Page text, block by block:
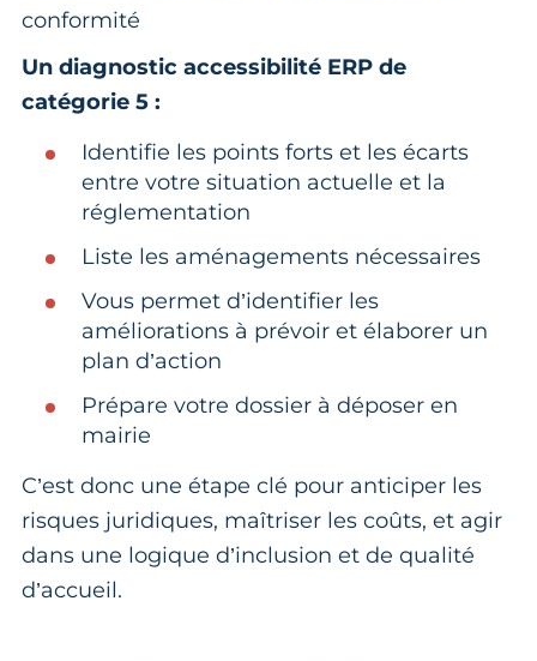
conformité
Un diagnostic accessibilité ERP de
catégorie 5 :
Identifie les points forts et les écarts
entre votre situation actuelle et la
réglementation
Liste les aménagements nécessaires
Vous permet d’identifier les
améliorations à prévoir et élaborer un
plan d’action
Prépare votre dossier à déposer en
mairie
C’est donc une étape clé pour anticiper les
risques juridiques, maîtriser les coûts, et agir
dans une logique d’inclusion et de qualité
d’accueil.